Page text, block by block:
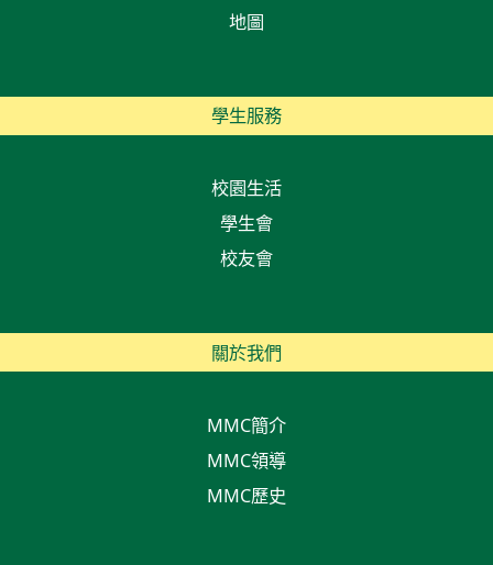
地圖
學生服務
校園生活
學生會
校友會
關於我們
MMC簡介
MMC領導
MMC歷史